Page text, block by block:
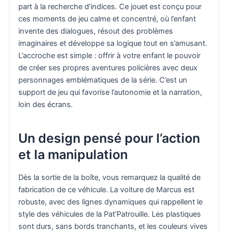
part à la recherche d’indices. Ce jouet est conçu pour
ces moments de jeu calme et concentré, où l’enfant
invente des dialogues, résout des problèmes
imaginaires et développe sa logique tout en s’amusant.
L’accroche est simple : offrir à votre enfant le pouvoir
de créer ses propres aventures policières avec deux
personnages emblématiques de la série. C’est un
support de jeu qui favorise l’autonomie et la narration,
loin des écrans.
Un design pensé pour l’action
et la manipulation
Dès la sortie de la boîte, vous remarquez la qualité de
fabrication de ce véhicule. La voiture de Marcus est
robuste, avec des lignes dynamiques qui rappellent le
style des véhicules de la Pat’Patrouille. Les plastiques
sont durs, sans bords tranchants, et les couleurs vives